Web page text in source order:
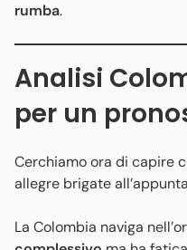
rumba.
Analisi
per un
Cerchiamo ora di capire
allegre brigate
La Colombia naviga